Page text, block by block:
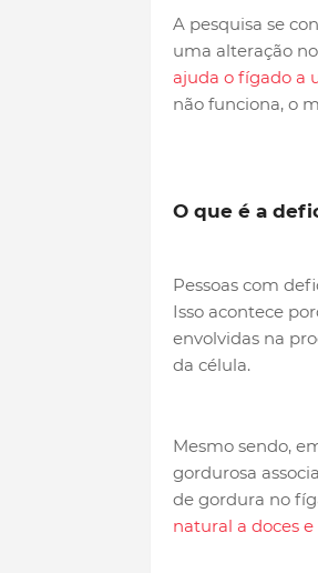
A pesquisa se
uma alteração
ajuda o fígado a
não funciona, o
O que é a
Pessoas com
Isso acontece
envolvidas na
da célula.
Mesmo sendo,
gordurosa
de gordura no
natural a doces